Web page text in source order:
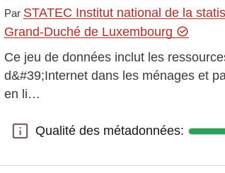
Par STATEC Institut national de la
Grand-Duché de Luxembourg
Ce jeu de données inclut les
d&#39;Internet dans les ménages et
en li…
Qualité des métadonnées:
Qualité des métadonnées: